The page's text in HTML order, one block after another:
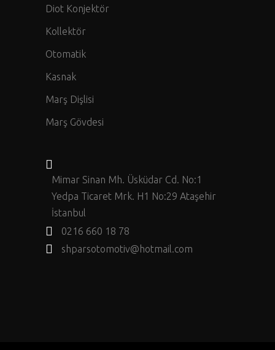
Diot Konjektör
Kollektör
Otomatik
Kasnak
Marş Dişlisi
Marş Gövdesi
Mimar Sinan Mh. Üsküdar Cd. No:1
Yedpa Ticaret Mrk. H1 No:29 Ataşehir
İstanbul
0216 660 18 78
shparsotomotiv@hotmail.com